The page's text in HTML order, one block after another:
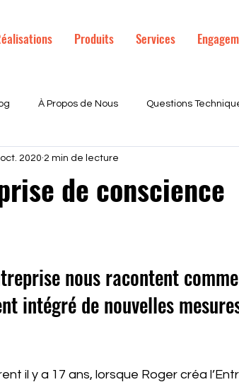
Produits Services
À Propos de Nous Questions
Ameliorations Ecologiques
de conscience
2020 2 min de lecture
nous racontent
intégré de nouvelles
il y a 17 ans, lorsque Roger créa